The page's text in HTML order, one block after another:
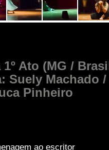
Ato (MG /
Suely Machado
Pinheiro
ao escritor